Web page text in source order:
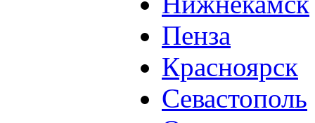
Пенза
Красноярск
Севастополь